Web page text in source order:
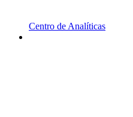
Centro de Analíticas